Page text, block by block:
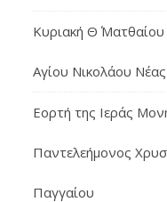
Κυριακή Θ΄
Αγίου Νικολάου
Εορτή της Ιεράς
Παντελεήμονος
Παγγαίου